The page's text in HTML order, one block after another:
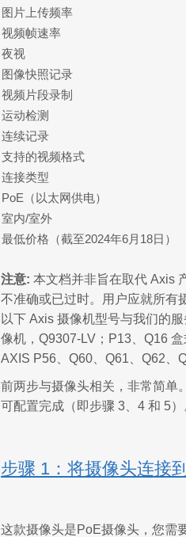
图片上传频率
视频帧速率
夜视
图像快照记录
视频片段录制
运动检测
连续记录
支持的视频格式
连接类型
PoE（以太网供电）
室内/室外
最低价格（截至2024年6月18日）
注意: 本文档并非旨在取代 Axis
不准确或已过时。用户应就所有
以下 Axis 摄像机型号与我们的
像机，Q9307-LV；P13、Q16
AXIS P56、Q60、Q61、Q62、
前两步与摄像头相关，非常简单
可配置完成（即步骤 3、4 和 5）
步骤 1：将摄像头连接
这款摄像头是PoE摄像头，您需